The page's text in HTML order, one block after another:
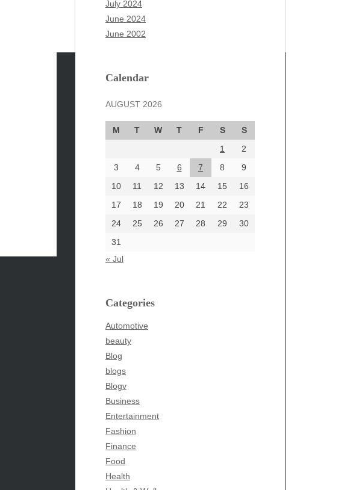
July 2024
June 2024
June 2002
Calendar
AUGUST 2026
M T W T F S
S
1
2
3
4 5 6 7 8
9
10
11 12 13 14 15
16
17
18 19 20 21 22
23
24
25 26 27 28 29
30
31
« Jul
Categories
Automotive
beauty
Blog
blogs
Blogv
Business
Entertainment
Fashion
Finance
Food
Health